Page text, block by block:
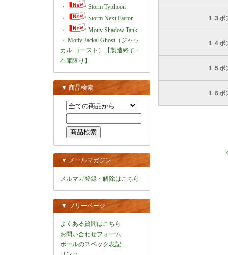
・
Storm Typhoon
・
Storm Next Factor
・
Motiv Shadow Tank
・ Motiv Jackal Ghost（ジャッ
カル ゴースト）【製造終了・
在庫限り】
▼ 商品検索
▼ メールマガジン
メルマガ登録・解除はこちら
▼ フリーページ
よくある質問はこちら
お問い合わせフォーム
ボールのスペック表記
１３ポ
１４ポ
１５ポ
１６ポ